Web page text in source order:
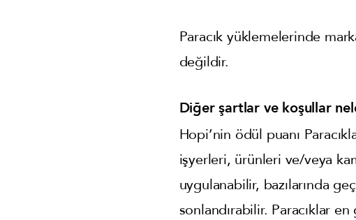
Paracık yüklemelerinde
değildir.
Diğer şartlar ve koşullar
Hopi’nin ödül puanı
işyerleri, ürünleri ve/veya
uygulanabilir, bazılarında
sonlandırabilir. Paracıklar